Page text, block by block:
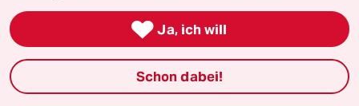
27.03.2018
@Der Mann, der unter einen Stein
hervorkroch:
 Ja, ich will
Schon dabei!